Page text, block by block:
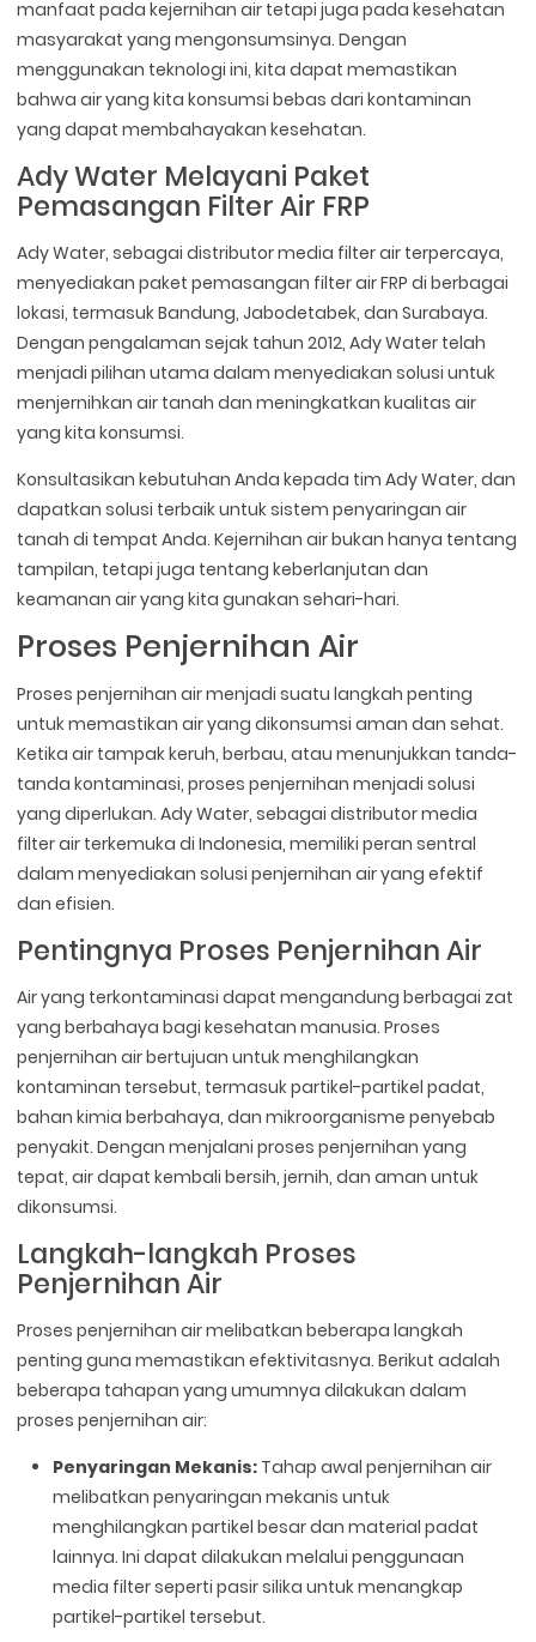
manfaat pada kejernihan air tetapi juga pada kesehatan
masyarakat yang mengonsumsinya. Dengan
menggunakan teknologi ini, kita dapat memastikan
bahwa air yang kita konsumsi bebas dari kontaminan
yang dapat membahayakan kesehatan.
Ady Water Melayani Paket
Pemasangan Filter Air FRP
Ady Water, sebagai distributor media filter air terpercaya,
menyediakan paket pemasangan filter air FRP di berbagai
lokasi, termasuk Bandung, Jabodetabek, dan Surabaya.
Dengan pengalaman sejak tahun 2012, Ady Water telah
menjadi pilihan utama dalam menyediakan solusi untuk
menjernihkan air tanah dan meningkatkan kualitas air
yang kita konsumsi.
Konsultasikan kebutuhan Anda kepada tim Ady Water, dan
dapatkan solusi terbaik untuk sistem penyaringan air
tanah di tempat Anda. Kejernihan air bukan hanya tentang
tampilan, tetapi juga tentang keberlanjutan dan
keamanan air yang kita gunakan sehari-hari.
Proses Penjernihan Air
Proses penjernihan air menjadi suatu langkah penting
untuk memastikan air yang dikonsumsi aman dan sehat.
Ketika air tampak keruh, berbau, atau menunjukkan tanda-
tanda kontaminasi, proses penjernihan menjadi solusi
yang diperlukan. Ady Water, sebagai distributor media
filter air terkemuka di Indonesia, memiliki peran sentral
dalam menyediakan solusi penjernihan air yang efektif
dan efisien.
Pentingnya Proses Penjernihan Air
Air yang terkontaminasi dapat mengandung berbagai zat
yang berbahaya bagi kesehatan manusia. Proses
penjernihan air bertujuan untuk menghilangkan
kontaminan tersebut, termasuk partikel-partikel padat,
bahan kimia berbahaya, dan mikroorganisme penyebab
penyakit. Dengan menjalani proses penjernihan yang
tepat, air dapat kembali bersih, jernih, dan aman untuk
dikonsumsi.
Langkah-langkah Proses
Penjernihan Air
Proses penjernihan air melibatkan beberapa langkah
penting guna memastikan efektivitasnya. Berikut adalah
beberapa tahapan yang umumnya dilakukan dalam
proses penjernihan air:
Penyaringan Mekanis: Tahap awal penjernihan air
melibatkan penyaringan mekanis untuk
menghilangkan partikel besar dan material padat
lainnya. Ini dapat dilakukan melalui penggunaan
media filter seperti pasir silika untuk menangkap
partikel-partikel tersebut.